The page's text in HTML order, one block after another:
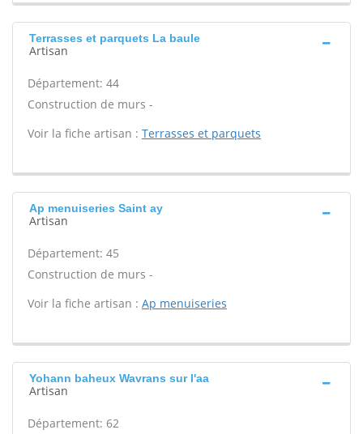
Terrasses et parquets La baule
Artisan
Département: 44
Construction de murs -
Voir la fiche artisan : Terrasses et parquets
Ap menuiseries Saint ay
Artisan
Département: 45
Construction de murs -
Voir la fiche artisan : Ap menuiseries
Yohann baheux Wavrans sur l'aa
Artisan
Département: 62